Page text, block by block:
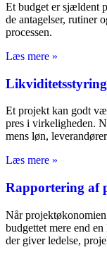
Et budget er sjældent
de antagelser, rutiner
processen.
Læs mere »
Et projekt kan godt
pres i virkeligheden.
mens løn,
Læs mere »
Rapportering af
Når
budgettet mere end
der giver ledelse,